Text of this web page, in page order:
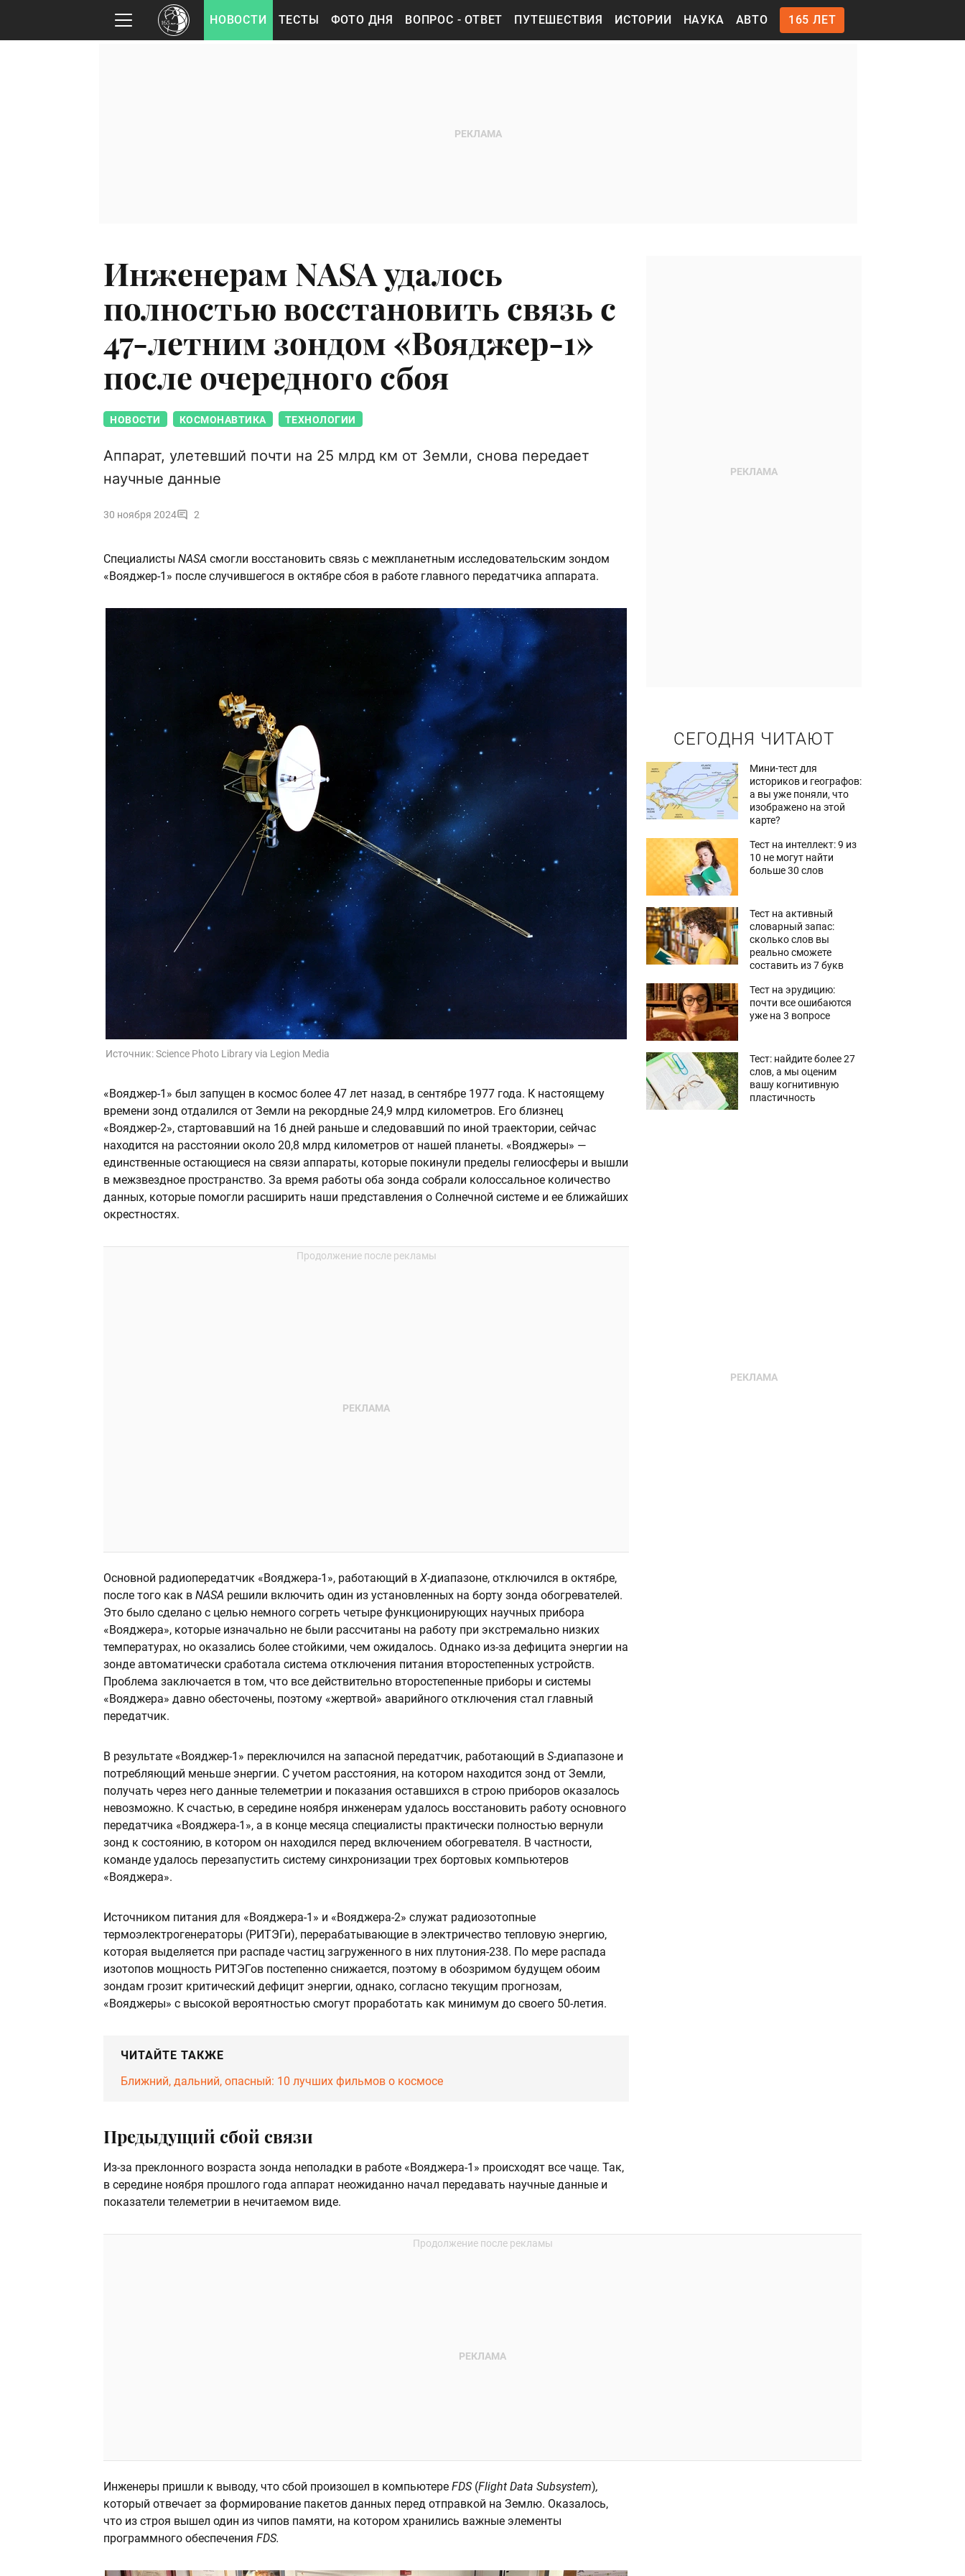
НОВОСТИ ТЕСТЫ ФОТО ДНЯ ВОПРОС - ОТВЕТ ПУТЕШЕСТВИЯ ИСТОРИИ НАУКА АВТО 165 ЛЕТ
Инженерам NASA удалось
полностью восстановить связь с
47-летним зондом «Вояджер-1»
после очередного сбоя
НОВОСТИ КОСМОНАВТИКА ТЕХНОЛОГИИ
Аппарат, улетевший почти на 25 млрд км от Земли, снова передает
научные данные
30 ноября 2024 2
Специалисты NASA смогли восстановить связь с межпланетным исследовательским зондом
«Вояджер-1» после случившегося в октябре сбоя в работе главного передатчика аппарата.
Источник:Science Photo Library via Legion Media
«Вояджер-1» был запущен в космос более 47 лет назад, в сентябре 1977 года. К настоящему
времени зонд отдалился от Земли на рекордные 24,9 млрд километров. Его близнец
«Вояджер-2», стартовавший на 16 дней раньше и следовавший по иной траектории, сейчас
находится на расстоянии около 20,8 млрд километров от нашей планеты. «Вояджеры» —
единственные остающиеся на связи аппараты, которые покинули пределы гелиосферы и вышли
в межзвездное пространство. За время работы оба зонда собрали колоссальное количество
данных, которые помогли расширить наши представления о Солнечной системе и ее ближайших
окрестностях.
Основной радиопередатчик «Вояджера-1», работающий в X-диапазоне, отключился в октябре,
после того как в NASA решили включить один из установленных на борту зонда обогревателей.
Это было сделано с целью немного согреть четыре функционирующих научных прибора
«Вояджера», которые изначально не были рассчитаны на работу при экстремально низких
температурах, но оказались более стойкими, чем ожидалось. Однако из-за дефицита энергии на
зонде автоматически сработала система отключения питания второстепенных устройств.
Проблема заключается в том, что все действительно второстепенные приборы и системы
«Вояджера» давно обесточены, поэтому «жертвой» аварийного отключения стал главный
передатчик.
В результате «Вояджер-1» переключился на запасной передатчик, работающий в S-диапазоне и
потребляющий меньше энергии. С учетом расстояния, на котором находится зонд от Земли,
получать через него данные телеметрии и показания оставшихся в строю приборов оказалось
невозможно. К счастью, в середине ноября инженерам удалось восстановить работу основного
передатчика «Вояджера-1», а в конце месяца специалисты практически полностью вернули
зонд к состоянию, в котором он находился перед включением обогревателя. В частности,
команде удалось перезапустить систему синхронизации трех бортовых компьютеров
«Вояджера».
Источником питания для «Вояджера-1» и «Вояджера-2» служат радиозотопные
термоэлектрогенераторы (РИТЭГи), перерабатывающие в электричество тепловую энергию,
которая выделяется при распаде частиц загруженного в них плутония-238. По мере распада
изотопов мощность РИТЭГов постепенно снижается, поэтому в обозримом будущем обоим
зондам грозит критический дефицит энергии, однако, согласно текущим прогнозам,
«Вояджеры» с высокой вероятностью смогут проработать как минимум до своего 50-летия.
ЧИТАЙТЕ ТАКЖЕ
Ближний, дальний, опасный: 10 лучших фильмов о космосе
Предыдущий сбой связи
Из-за преклонного возраста зонда неполадки в работе «Вояджера-1» происходят все чаще. Так,
в середине ноября прошлого года аппарат неожиданно начал передавать научные данные и
показатели телеметрии в нечитаемом виде.
Инженеры пришли к выводу, что сбой произошел в компьютере FDS (Flight Data Subsystem),
который отвечает за формирование пакетов данных перед отправкой на Землю. Оказалось,
что из строя вышел один из чипов памяти, на котором хранились важные элементы
программного обеспечения FDS.
СЕГОДНЯ ЧИТАЮТ
Мини-тест для
историков и географов:
а вы уже поняли, что
изображено на этой
карте?
Тест на интеллект: 9 из
10 не могут найти
больше 30 слов
Тест на активный
словарный запас:
сколько слов вы
реально сможете
составить из 7 букв
Тест на эрудицию:
почти все ошибаются
уже на 3 вопросе
Тест: найдите более 27
слов, а мы оценим
вашу когнитивную
пластичность